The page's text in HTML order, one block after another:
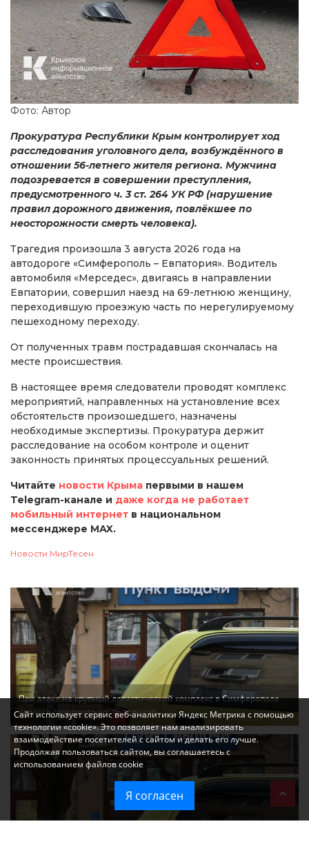
Фото: Автор
Прокуратура Республики Крым контролирует ход
расследования уголовного дела, возбуждённого в
отношении 56-летнего жителя региона. Мужчина
подозревается в совершении преступления,
предусмотренного ч. 3 ст. 264 УК РФ (нарушение
правил дорожного движения, повлёкшее по
неосторожности смерть человека).
Трагедия произошла 3 августа 2026 года на
автодороге «Симферополь – Евпатория». Водитель
автомобиля «Мерседес», двигаясь в направлении
Евпатории, совершил наезд на 69-летнюю женщину,
переходившую проезжую часть по нерегулируемому
пешеходному переходу.
От полученных травм пострадавшая скончалась на
месте происшествия.
В настоящее время следователи проводят комплекс
мероприятий, направленных на установление всех
обстоятельств произошедшего, назначены
необходимые экспертизы. Прокуратура держит
расследование на особом контроле и оценит
законность принятых процессуальных решений.
Читайте новости Крыма первыми в нашем
Telegram-канале и даже когда не работает
мобильный интернет в национальном
мессенджере MAX.
Новости МирТесен
При атаке на крупный логистический комплекс в Симферополе
удалось сохранить часть товаров
Сайт использует сервис веб-аналитики Яндекс Метрика с помощью
технологии «cookie». Это позволяет нам анализировать
взаимодействие посетителей с сайтом и делать его лучше.
Продолжая пользоваться сайтом, вы соглашаетесь с
использованием файлов cookie
Я согласен